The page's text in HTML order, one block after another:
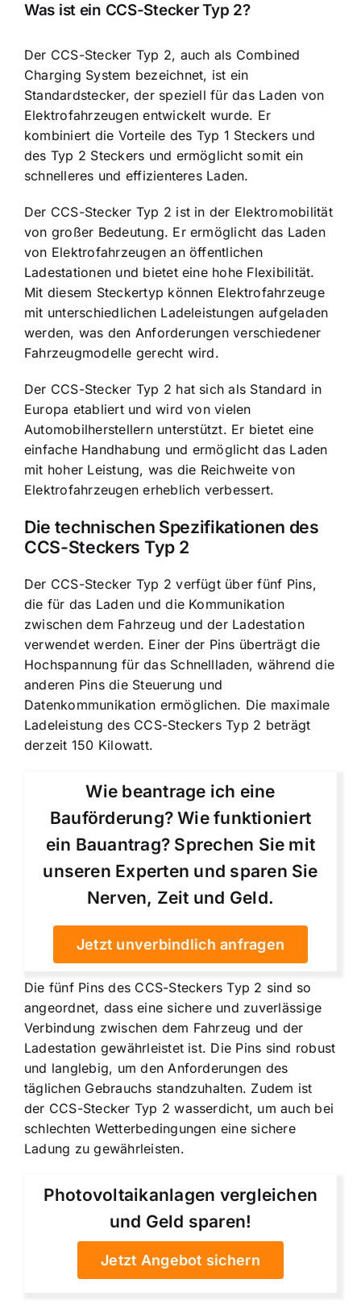
Was ist ein CCS-Stecker Typ 2?
Der CCS-Stecker Typ 2, auch als Combined
Charging System bezeichnet, ist ein
Standardstecker, der speziell für das Laden von
Elektrofahrzeugen entwickelt wurde. Er
kombiniert die Vorteile des Typ 1 Steckers und
des Typ 2 Steckers und ermöglicht somit ein
schnelleres und effizienteres Laden.
Der CCS-Stecker Typ 2 ist in der Elektromobilität
von großer Bedeutung. Er ermöglicht das Laden
von Elektrofahrzeugen an öffentlichen
Ladestationen und bietet eine hohe Flexibilität.
Mit diesem Steckertyp können Elektrofahrzeuge
mit unterschiedlichen Ladeleistungen aufgeladen
werden, was den Anforderungen verschiedener
Fahrzeugmodelle gerecht wird.
Der CCS-Stecker Typ 2 hat sich als Standard in
Europa etabliert und wird von vielen
Automobilherstellern unterstützt. Er bietet eine
einfache Handhabung und ermöglicht das Laden
mit hoher Leistung, was die Reichweite von
Elektrofahrzeugen erheblich verbessert.
Die technischen Spezifikationen des
CCS-Steckers Typ 2
Der CCS-Stecker Typ 2 verfügt über fünf Pins,
die für das Laden und die Kommunikation
zwischen dem Fahrzeug und der Ladestation
verwendet werden. Einer der Pins überträgt die
Hochspannung für das Schnellladen, während die
anderen Pins die Steuerung und
Datenkommunikation ermöglichen. Die maximale
Ladeleistung des CCS-Steckers Typ 2 beträgt
derzeit 150 Kilowatt.
Wie beantrage ich eine
Bauförderung? Wie funktioniert
ein Bauantrag? Sprechen Sie mit
unseren Experten und sparen Sie
Nerven, Zeit und Geld.
Jetzt unverbindlich anfragen
Die fünf Pins des CCS-Steckers Typ 2 sind so
angeordnet, dass eine sichere und zuverlässige
Verbindung zwischen dem Fahrzeug und der
Ladestation gewährleistet ist. Die Pins sind robust
und langlebig, um den Anforderungen des
täglichen Gebrauchs standzuhalten. Zudem ist
der CCS-Stecker Typ 2 wasserdicht, um auch bei
schlechten Wetterbedingungen eine sichere
Ladung zu gewährleisten.
Photovoltaikanlagen vergleichen
und Geld sparen!
Jetzt Angebot sichern